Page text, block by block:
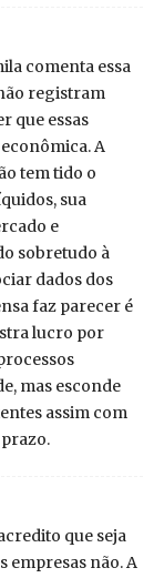
comenta essa
registram
que essas
A
tem tido o
sua
e
sobretudo à
dados dos
faz parecer é
lucro por
mas esconde
assim com
que seja
empresas não. A